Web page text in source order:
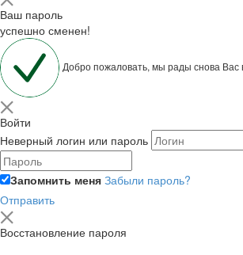
Ваш пароль
успешно сменен!
Добро пожаловать, мы рады снова Вас
Войти
Неверный логин или пароль
Запомнить меня Забыли пароль?
Отправить
Восстановление пароля